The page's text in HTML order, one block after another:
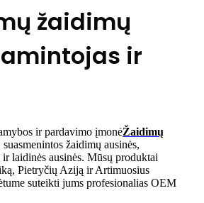
žaidimų
ir
ir pardavimo įmonėŽaidimų
žaidimų ausinės,
laidinės ausinės. Mūsų produktai
Pietryčių Aziją ir Artimuosius
suteikti jums profesionalias OEM